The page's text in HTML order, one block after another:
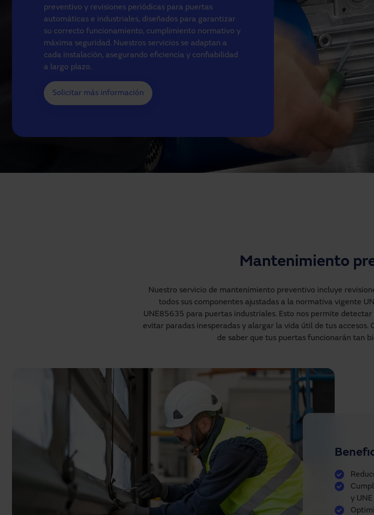
preventivo y revisiones periódicas para puertas
automáticas e industriales, diseñados para garantizar
su correcto funcionamiento, cumplimiento normativo y
máxima seguridad. Nuestros servicios se adaptan a
cada instalación, asegurando eficiencia y confiabilidad
a largo plazo.
Solicitar más información
Mantenimiento
Nuestro servicio de mantenimiento preventivo incluye
todos sus componentes ajustadas a la normativa vigente
UNE85635 para puertas industriales. Esto nos permite
evitar paradas inesperadas y alargar la vida útil de tus
de saber que tus puertas funcionarán tan
y